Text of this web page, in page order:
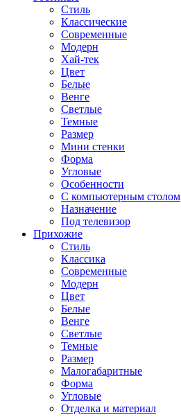
Стиль
Классические
Современные
Модерн
Хай-тек
Цвет
Белые
Венге
Светлые
Темные
Размер
Мини стенки
Форма
Угловые
Особенности
С компьютерным столом
Назначение
Под телевизор
Прихожие
Стиль
Классика
Современные
Модерн
Цвет
Белые
Венге
Светлые
Темные
Размер
Малогабаритные
Форма
Угловые
Отделка и материал